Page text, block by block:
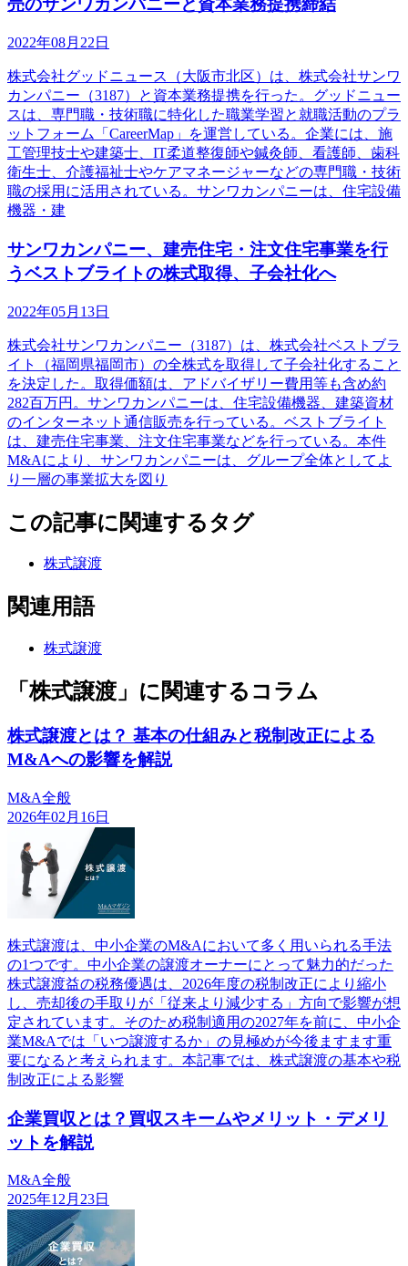
売のサンワカンパニーと資本業務提携締結
2022年08月22日
株式会社グッドニュース（大阪市北区）は、株式会社サンワ
カンパニー（3187）と資本業務提携を行った。グッドニュー
スは、専門職・技術職に特化した職業学習と就職活動のプラ
ットフォーム「CareerMap」を運営している。企業には、施
工管理技士や建築士、IT柔道整復師や鍼灸師、看護師、歯科
衛生士、介護福祉士やケアマネージャーなどの専門職・技術
職の採用に活用されている。サンワカンパニーは、住宅設備
機器・建
サンワカンパニー、建売住宅・注文住宅事業を行
うベストブライトの株式取得、子会社化へ
2022年05月13日
株式会社サンワカンパニー（3187）は、株式会社ベストブラ
イト（福岡県福岡市）の全株式を取得して子会社化すること
を決定した。取得価額は、アドバイザリー費用等も含め約
282百万円。サンワカンパニーは、住宅設備機器、建築資材
のインターネット通信販売を行っている。ベストブライト
は、建売住宅事業、注文住宅事業などを行っている。本件
M&Aにより、サンワカンパニーは、グループ全体としてよ
り一層の事業拡大を図り
この記事に関連するタグ
株式譲渡
関連用語
株式譲渡
「株式譲渡」に関連するコラム
株式譲渡とは？ 基本の仕組みと税制改正による
M&Aへの影響を解説
M&A全般
2026年02月16日
株式譲渡は、中小企業のM&Aにおいて多く用いられる手法
の1つです。中小企業の譲渡オーナーにとって魅力的だった
株式譲渡益の税務優遇は、2026年度の税制改正により縮小
し、売却後の手取りが「従来より減少する」方向で影響が想
定されています。そのため税制適用の2027年を前に、中小企
業M&Aでは「いつ譲渡するか」の見極めが今後ますます重
要になると考えられます。本記事では、株式譲渡の基本や税
制改正による影響
企業買収とは？買収スキームやメリット・デメリ
ットを解説
M&A全般
2025年12月23日